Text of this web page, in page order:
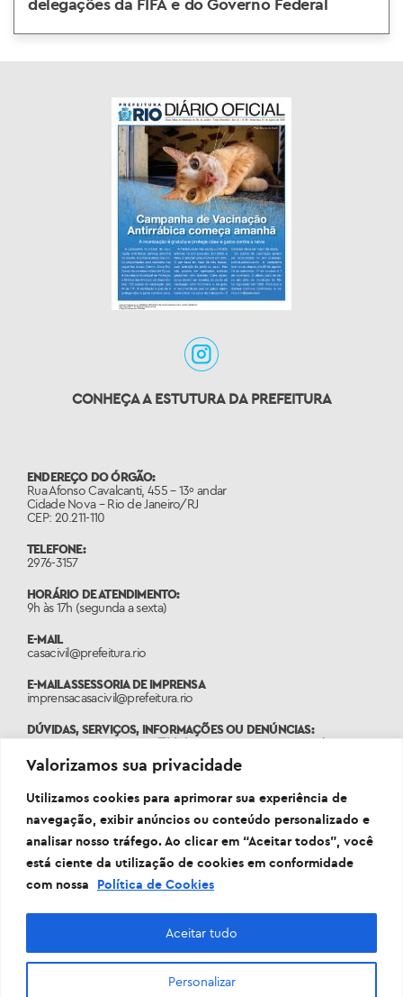
Valorizamos sua privacidade
Utilizamos cookies para aprimorar sua experiência de
navegação, exibir anúncios ou conteúdo personalizado e
analisar nosso tráfego. Ao clicar em “Aceitar todos”, você
está ciente da utilização de cookies em conformidade
com nossa
Política de Cookies
Personalizar
Aceitar tudo
CONHEÇA A ESTUTURA DA PREFEITURA
ENDEREÇO DO ÓRGÃO:
Rua Afonso Cavalcanti, 455 – 13º andar
Cidade Nova – Rio de Janeiro/RJ
CEP: 20.211-110
TELEFONE:
2976-3157
HORÁRIO DE ATENDIMENTO:
9h às 17h (segunda a sexta)
E-MAIL
casacivil@prefeitura.rio
E-MAIL ASSESSORIA DE IMPRENSA
imprensacasacivil@prefeitura.rio
DÚVIDAS, SERVIÇOS, INFORMAÇÕES OU DENÚNCIAS:
Ligue 1746, acessewww.1746.rioou entre em contato pelo
Whatsapp 21 3460-1746.